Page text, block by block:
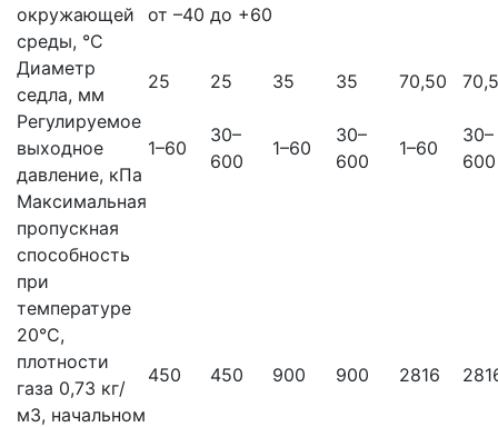
окружающей
среды, °С
от –40 до +60
Диаметр
седла, мм
25 25 35 35 70,50
Регулируемое
выходное
давление, кПа
1–60
30–
600
1–60
30–
600
1–60
30–
600
Максимальная
пропускная
способность
при
температуре
20°С,
плотности
газа 0,73 кг/
м3, начальном
450 450 900 900 2816